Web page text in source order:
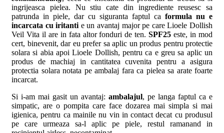
ingrijeasca pielea. Nu stiu cate din ingrediente reusesc sa
patrunda in piele, dar cu siguranta faptul ca formula nu e
incarcata cu iritanti e un avantaj major pe care Lioele Dollish
Veil Vita il are in fata altor fonduri de ten.SPF25 este, in mod
cert, binevenit, dar eu prefer sa aplic un produs pentru protectie
solara si abia apoi Lioele Dollish, pentru ca e greu sa aplic un
produs de machiaj in cantitatea cuvenita pentru a asigura
protectia solara notata pe ambalaj fara ca pielea sa arate foarte
incarcat.
Si i-am mai gasit un avantaj: ambalajul, pe langa faptul ca e
simpatic, are o pompita care face dozarea mai simpla si mai
igienica, pentru ca mainile nu vin in contact decat cu produsul
pe care urmeaza sa-l aplic pe piele, restul ramanand in